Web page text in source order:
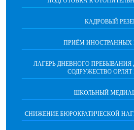
КАДРОВЫЙ
ПРИЁМ ИНОСТРАННЫХ
ЛАГЕРЬ ДНЕВНОГО ПРЕБЫВАНИЯ
СОДРУЖЕСТВО ОРЛЯТ
ШКОЛЬНЫЙ
СНИЖЕНИЕ БЮРОКРАТИЧЕСКОЙ